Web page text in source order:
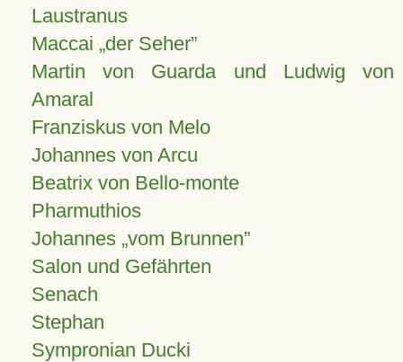
Laustranus
Maccai „der Seher”
Martin von Guarda und Ludwig von
Amaral
Franziskus von Melo
Johannes von Arcu
Beatrix von Bello-monte
Pharmuthios
Johannes vom Brunnen
Salon und Gefährten
Senach
Stephan
Sympronian Ducki